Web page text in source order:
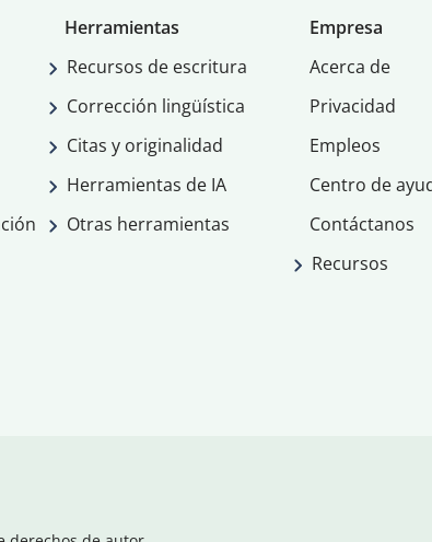
Herramientas
Recursos de escritura
Corrección lingüística
Citas y originalidad
Herramientas de IA
Otras herramientas
Empresa
Acerca de
Privacidad
Empleos
Centro de
Contáctanos
Recursos